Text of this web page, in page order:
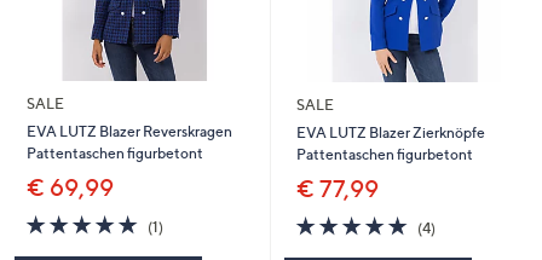
diese
anzuzeigen.
SALE
EVA LUTZ Blazer Reverskragen
Pattentaschen figurbetont
€ 69,99
5.0
von
(1)1
SALE
EVA LUTZ Blazer Zierknöpfe
Pattentaschen figurbetont
€ 77,99
5.0
von
(4)4